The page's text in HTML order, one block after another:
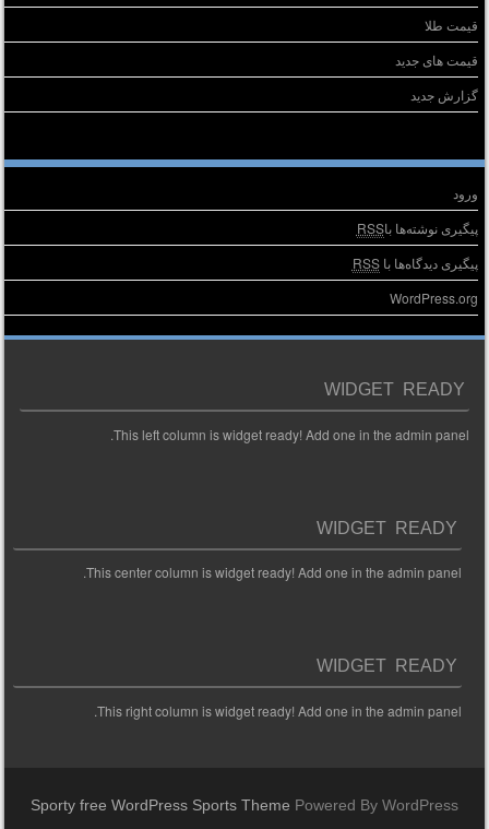
قیمت طلا
قیمت های جدید
گزارش جدید
ورود
پیگیری نوشته‌ها باRSS
پیگیری دیدگاه‌ها باRSS
WordPress.org
WIDGET READY
This left column is widget ready! Add one in the admin panel.
WIDGET READY
This center column is widget ready! Add one in the admin panel.
WIDGET READY
This right column is widget ready! Add one in the admin panel.
Sporty free WordPress Sports ThemePowered By WordPress